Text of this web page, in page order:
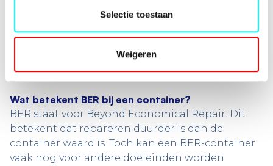
Selectie toestaan
Weigeren
FAQ
Wat betekent BER bij een container?
BER staat voor Beyond Economical Repair. Dit
betekent dat repareren duurder is dan de
container waard is. Toch kan een BER-container
vaak nog voor andere doeleinden worden